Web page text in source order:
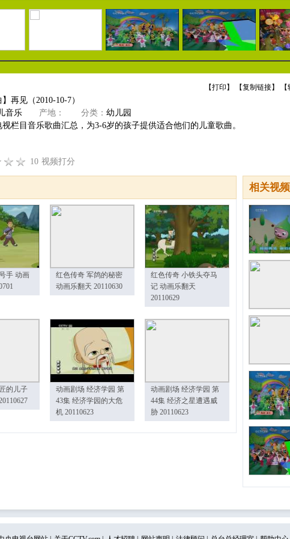
【打印 】 【复制链接】 【
】再见（2010-10-7）
音乐 产地： 分类： 幼儿园
栏目音乐歌曲汇总，为3-6岁的孩子提供适合他们的儿童歌曲。
10 视频打分
相关视频
手 动画
红色传奇 军鸽的秘密
动画乐翻天 20110630
红色传奇 小铁头夺马
记 动画乐翻天
20110629
的儿子
动画剧场 经济学园 第
43集 经济学园的大危
机 20110623
动画剧场 经济学园 第
44集 经济之星遭遇威
胁 20110623